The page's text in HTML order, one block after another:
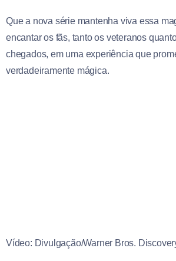
Que a nova série mantenha viva essa
encantar os fãs, tanto os veteranos
chegados, em uma experiência que
verdadeiramente mágica.
Vídeo: Divulgação/Warner Bros.